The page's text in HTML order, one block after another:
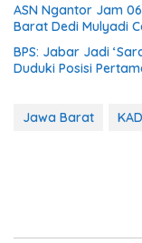
ASN Ngantor Jam
Barat Dedi Mulyadi
BPS: Jabar Jadi
Duduki Posisi
Jawa Barat